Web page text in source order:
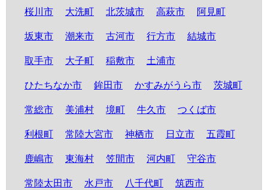
桜川市 大洗町 北茨城市 高萩市 阿見町
坂東市 潮来市 古河市 行方市 結城市
取手市 大子町 稲敷市 土浦市
ひたちなか市 鉾田市 かすみがうら市 茨城町
常総市 美浦村 境町 牛久市 つくば市
利根町 常陸大宮市 神栖市 日立市 五霞町
鹿嶋市 東海村 笠間市 河内町 守谷市
常陸太田市 水戸市 八千代町 筑西市